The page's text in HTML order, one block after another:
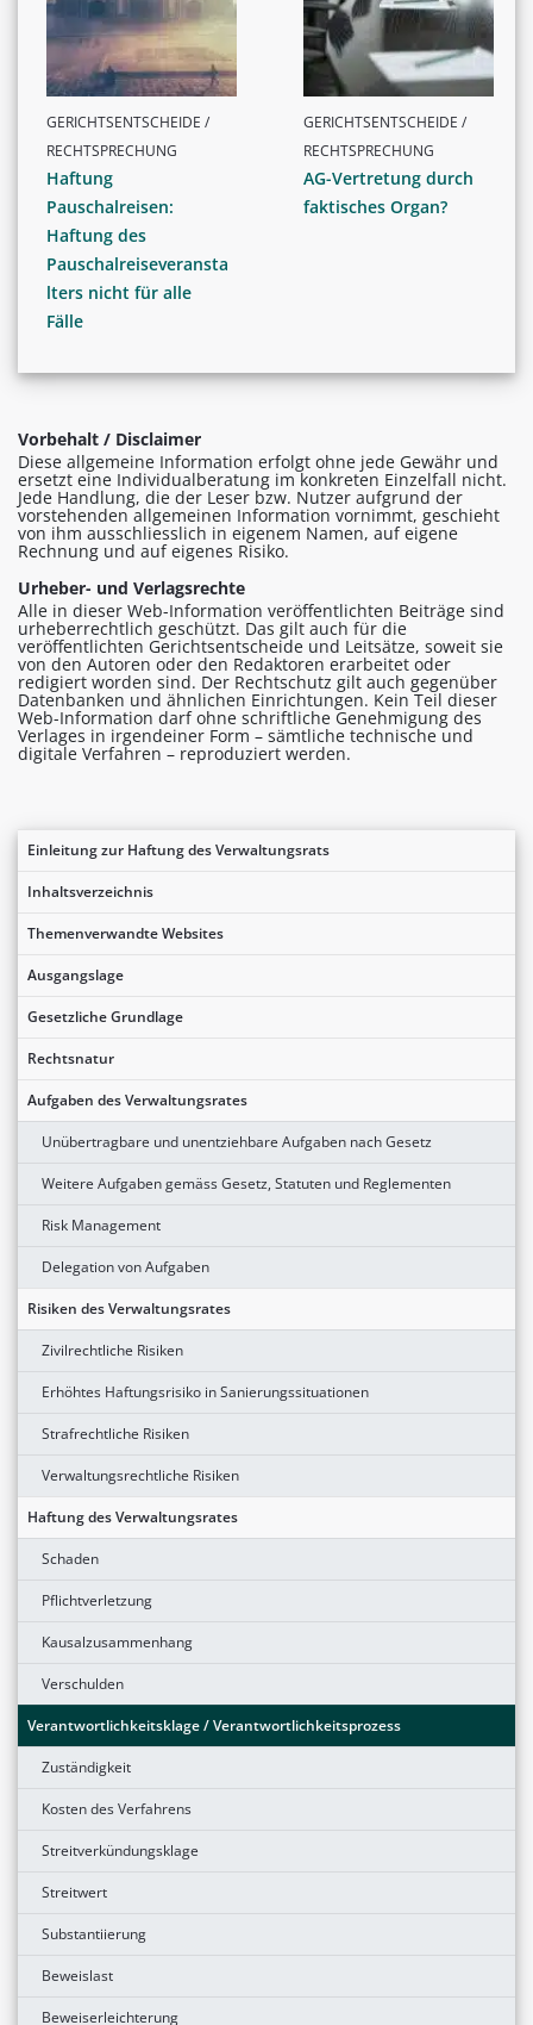
Einleitung zur Haftung des Verwaltungsrats
Inhaltsverzeichnis
Themenverwandte Websites
Ausgangslage
Gesetzliche Grundlage
Rechtsnatur
Aufgaben des Verwaltungsrates
Unübertragbare und unentziehbare Aufgaben nach Gesetz
Weitere Aufgaben gemäss Gesetz, Statuten und Reglementen
Risk Management
Delegation von Aufgaben
Risiken des Verwaltungsrates
Zivilrechtliche Risiken
Erhöhtes Haftungsrisiko in Sanierungssituationen
Strafrechtliche Risiken
Verwaltungsrechtliche Risiken
Haftung des Verwaltungsrates
Schaden
Pflichtverletzung
Kausalzusammenhang
Verschulden
Verantwortlichkeitsklage / Verantwortlichkeitsprozess
Zuständigkeit
Kosten des Verfahrens
Streitverkündungsklage
Streitwert
Substantiierung
Beweislast
Beweiserleichterung
GERICHTSENTSCHEIDE /
RECHTSPRECHUNG
Haftung
Pauschalreisen:
Haftung des
Pauschalreiseveransta
lters nicht für alle
Fälle
GERICHTSENTSCHEIDE /
RECHTSPRECHUNG
AG-Vertretung durch
faktisches Organ?
Vorbehalt / Disclaimer
Diese allgemeine Information erfolgt ohne jede Gewähr und
ersetzt eine Individualberatung im konkreten Einzelfall nicht.
Jede Handlung, die der Leser bzw. Nutzer aufgrund der
vorstehenden allgemeinen Information vornimmt, geschieht
von ihm ausschliesslich in eigenem Namen, auf eigene
Rechnung und auf eigenes Risiko.
Urheber- und Verlagsrechte
Alle in dieser Web-Information veröffentlichten Beiträge sind
urheberrechtlich geschützt. Das gilt auch für die
veröffentlichten Gerichtsentscheide und Leitsätze, soweit sie
von den Autoren oder den Redaktoren erarbeitet oder
redigiert worden sind. Der Rechtschutz gilt auch gegenüber
Datenbanken und ähnlichen Einrichtungen. Kein Teil dieser
Web-Information darf ohne schriftliche Genehmigung des
Verlages in irgendeiner Form – sämtliche technische und
digitale Verfahren – reproduziert werden.